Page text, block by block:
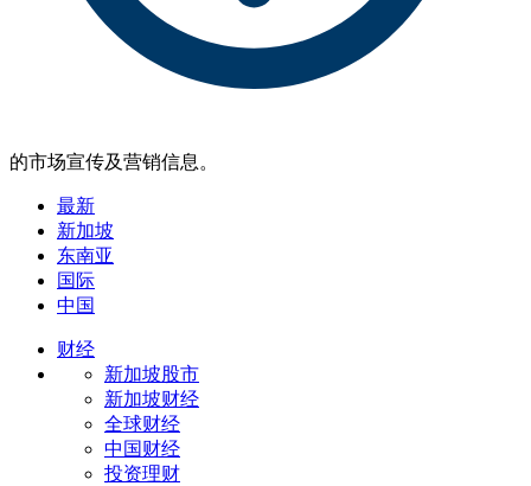
的市场宣传及营销信息。
最新
新加坡
东南亚
国际
中国
财经
新加坡股市
新加坡财经
全球财经
中国财经
投资理财